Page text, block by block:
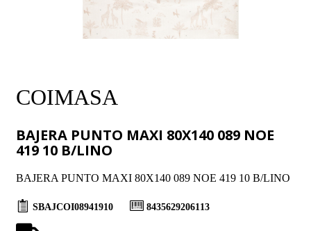
COIMASA
BAJERA PUNTO MAXI 80X140 089 NOE
419 10 B/LINO
BAJERA PUNTO MAXI 80X140 089 NOE 419 10 B/LINO
SBAJCOI08941910 8435629206113